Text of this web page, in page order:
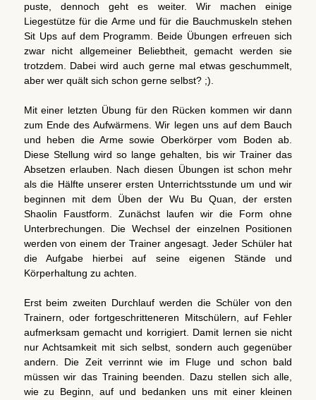
puste, dennoch geht es weiter. Wir machen einige
Liegestütze für die Arme und für die Bauchmuskeln stehen
Sit Ups auf dem Programm. Beide Übungen erfreuen sich
zwar nicht allgemeiner Beliebtheit, gemacht werden sie
trotzdem. Dabei wird auch gerne mal etwas geschummelt,
aber wer quält sich schon gerne selbst? ;).
Mit einer letzten Übung für den Rücken kommen wir dann
zum Ende des Aufwärmens. Wir legen uns auf dem Bauch
und heben die Arme sowie Oberkörper vom Boden ab.
Diese Stellung wird so lange gehalten, bis wir Trainer das
Absetzen erlauben. Nach diesen Übungen ist schon mehr
als die Hälfte unserer ersten Unterrichtsstunde um und wir
beginnen mit dem Üben der Wu Bu Quan, der ersten
Shaolin Faustform. Zunächst laufen wir die Form ohne
Unterbrechungen. Die Wechsel der einzelnen Positionen
werden von einem der Trainer angesagt. Jeder Schüler hat
die Aufgabe hierbei auf seine eigenen Stände und
Körperhaltung zu achten.
Erst beim zweiten Durchlauf werden die Schüler von den
Trainern, oder fortgeschritteneren Mitschülern, auf Fehler
aufmerksam gemacht und korrigiert. Damit lernen sie nicht
nur Achtsamkeit mit sich selbst, sondern auch gegenüber
andern. Die Zeit verrinnt wie im Fluge und schon bald
müssen wir das Training beenden. Dazu stellen sich alle,
wie zu Beginn, auf und bedanken uns mit einer kleinen